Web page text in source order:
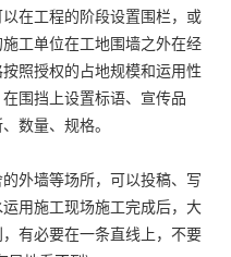
在工程的阶段设置围栏，或
工单位在工地围墙之外在经
照授权的占地规模和运用性
围挡上设置标语、宣传品
数量、规格。
外墙等场所，可以投稿、写
用施工现场施工完成后，大
有必要在一条直线上，不要